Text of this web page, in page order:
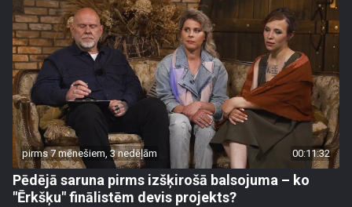
pirms 7 mēnešiem, 3 nedēļām 00:11:32
Pēdējā saruna pirms izšķirošā balsojuma – ko
"Ērkšķu" finālistēm devis projekts?